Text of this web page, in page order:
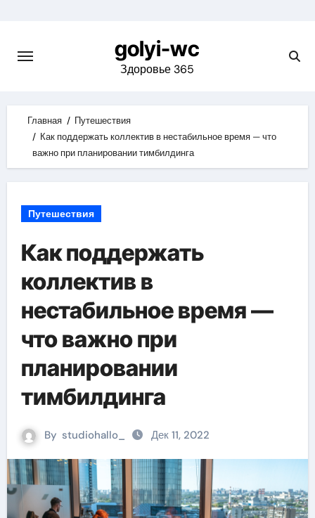
content
golyi-wc
Здоровье 365
Главная
Путешествия
Как поддержать коллектив в нестабильное время — что
важно при планировании тимбилдинга
Путешествия
Как поддержать
коллектив в
нестабильное время —
что важно при
планировании
тимбилдинга
By studiohallo_ Дек 11, 2022